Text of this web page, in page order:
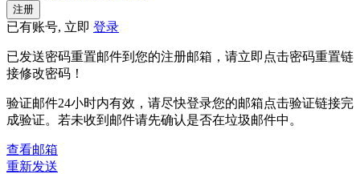
已有账号, 立即 登录
已发送密码重置邮件到您的注册邮箱，请立即点击密码重置链
接修改密码！
验证邮件24小时内有效，请尽快登录您的邮箱点击验证链接完
成验证。若未收到邮件请先确认是否在垃圾邮件中。
查看邮箱
重新发送